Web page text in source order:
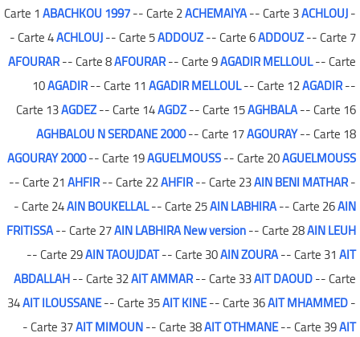
Carte 1ABACHKOU 1997-- Carte 2ACHEMAIYA-- Carte 3ACHLOUJ-
- Carte 4ACHLOUJ-- Carte 5ADDOUZ-- Carte 6ADDOUZ-- Carte 7
AFOURAR-- Carte 8AFOURAR-- Carte 9AGADIR MELLOUL-- Carte
10AGADIR-- Carte 11AGADIR MELLOUL-- Carte 12AGADIR--
Carte 13AGDEZ-- Carte 14AGDZ-- Carte 15AGHBALA-- Carte 16
AGHBALOU N SERDANE 2000-- Carte 17AGOURAY-- Carte 18
AGOURAY 2000-- Carte 19AGUELMOUSS-- Carte 20AGUELMOUSS
-- Carte 21AHFIR-- Carte 22AHFIR-- Carte 23AIN BENI MATHAR-
- Carte 24AIN BOUKELLAL-- Carte 25AIN LABHIRA-- Carte 26AIN
FRITISSA-- Carte 27AIN LABHIRA New version-- Carte 28AIN LEUH
-- Carte 29AIN TAOUJDAT-- Carte 30AIN ZOURA-- Carte 31AIT
ABDALLAH-- Carte 32AIT AMMAR-- Carte 33AIT DAOUD-- Carte
34AIT ILOUSSANE-- Carte 35AIT KINE-- Carte 36AIT MHAMMED-
- Carte 37AIT MIMOUN-- Carte 38AIT OTHMANE-- Carte 39AIT